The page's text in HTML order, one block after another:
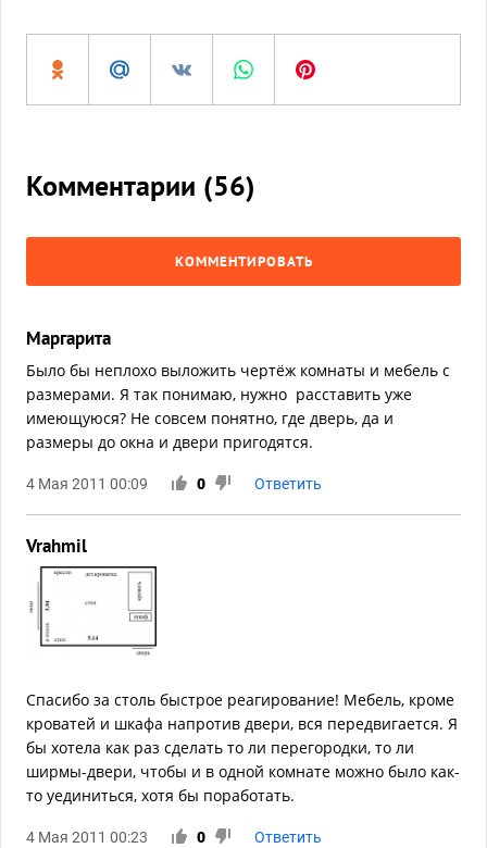
Комментарии (56)
КОММЕНТИРОВАТЬ
Маргарита
Было бы неплохо выложить чертёж комнаты и мебель с
размерами. Я так понимаю, нужно расставить уже
имеющуюся? Не совсем понятно, где дверь, да и
размеры до окна и двери пригодятся.
4 Мая 2011 00:09 0 Ответить
Vrahmil
Спасибо за столь быстрое реагирование! Мебель, кроме
кроватей и шкафа напротив двери, вся передвигается. Я
бы хотела как раз сделать то ли перегородки, то ли
ширмы-двери, чтобы и в одной комнате можно было как-
то уединиться, хотя бы поработать.
4 Мая 2011 00:23 0 Ответить